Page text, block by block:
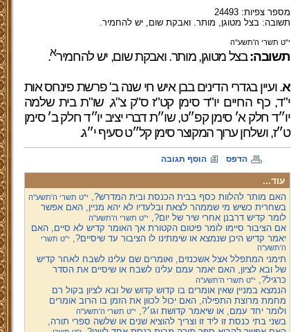
מספר צפיות: 24493
תשובה: בצל מטוגן, מותר. ואבקת שום, יש להחמיר.
י"ט תשרי ה'תשע''ה
תשובה:בצל מטוגן, מותר. ואבקת שום, יש להחמירא.
א.ועיין בגדרי הדינים בבן איש חי שנה ב' פרשת פינחס אות
י"ד, כף החיים יו"ד סימן קט"ז ס"ק צ"ג,שו"ת בית שלמה
יו״ד חלק א׳ סימן קפ״ט, שו״ת דברי יציב יו״ד חלק ב׳ סימן
ט״ז, ושלחן ערוך המקוצר סימן קל״ט סעיף י״ג.
הדפס הוסף תגובה
עוד...
האם מותר להלוות כסף בבית הכנסת ובית המדרש?, י"ט תשרי ה'תשע''ה
בשחרית כשיש מי שממהר לצאת ובלעדיו לא יהא מניין, האם אפשר
לומר קדיש דרבנן אחרי שיר של יום?, י"ט תשרי ה'תשע''ה
אם הציבור סיימו לומר פיטום הקטורת אך האומר קדיש לא סיים, האם
יאמר קדיש היכן שנמצא או שימתינו לו הציבור עד שיסיים?, י"ט תשרי
ה'תשע''ה
תימני המתפלל אצל אשכנזים, ואומרים שם עלינו לשבח לאחר קדיש
של ובא לציון, האם יאמר עמם עלינו לשבח או שיסיים את הסדר
כרגיל?, י"ט תשרי ה'תשע''ה
הנמצא במניין שאין אומרים בו קדוש קדוש של ובא לציון בקול רם
מחמת מרוצת התפילה, האם יכול לכוון את הזמן בו הרוב אומרים
ולומר יחד עמם, או שיאמר קדושת וגו׳?, י"ט תשרי ה'תשע''ה
בשני בתי כנסת זו ליד זו וצריך להוציא שנים או שלשה ספרי תורה,